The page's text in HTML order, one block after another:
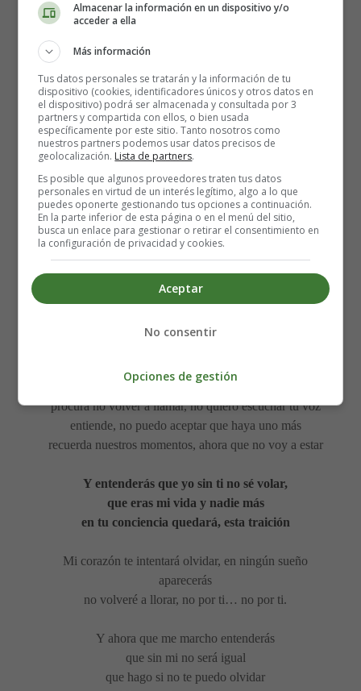
ya es tarde no lo intentes arreglar, es mejor un buen final
procura no volver a llamar, no quiero escuchar tu voz
entiende, no puedo aceptar que haya uno más
recuerda nuestros momentos, ahora que no voy a estar
Y entenderás que yo sin ti no sé volar,
que eras mi vida y nadie más
en tu conciencia quedará, esta traición
Mi corazón te intentará olvidar, en ningún sueño
aparecerás
no volveré a llorar, no por ti… no por ti.
Y ahora que me marcho entenderás
que sin mi no será igual
que hago si no te puedo olvidar
Almacenar la información en un dispositivo y/o
acceder a ella
Más información
Tus datos personales se tratarán y la información de tu
dispositivo (cookies, identificadores únicos y otros datos en
el dispositivo) podrá ser almacenada y consultada por 3
partners y compartida con ellos, o bien usada
específicamente por este sitio. Tanto nosotros como
nuestros partners podemos usar datos precisos de
geolocalización. Lista de partners.
Es posible que algunos proveedores traten tus datos
personales en virtud de un interés legítimo, algo a lo que
puedes oponerte gestionando tus opciones a continuación.
En la parte inferior de esta página o en el menú del sitio,
busca un enlace para gestionar o retirar el consentimiento en
la configuración de privacidad y cookies.
Aceptar
No consentir
Opciones de gestión